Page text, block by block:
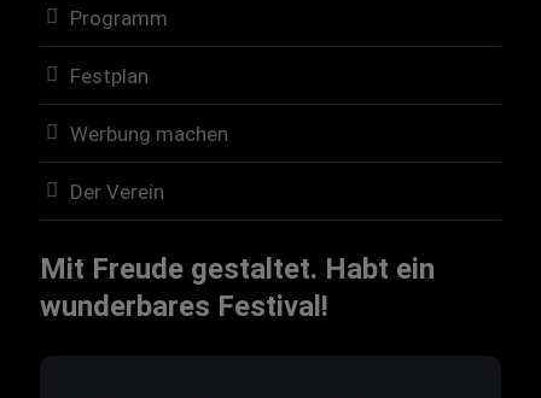
Programm
Festplan
Werbung machen
Der Verein
Mit Freude gestaltet. Habt ein
wunderbares Festival!